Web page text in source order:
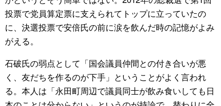
投票で党員算定票に支えられてトップに立っていたの
に、決選投票で安倍氏の前に涙を飲んだ時の記憶がよみ
がえる。
石破氏の弱点として「国会議員仲間との付き合いが悪
く、友だちを作るのが下手」ということがよく言われ
る。本人は「永田町周辺で議員同士が飲み食いしても日